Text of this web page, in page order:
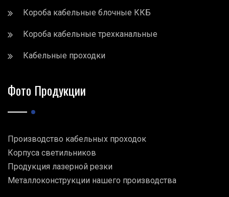
Короба кабельные блочные ККБ
Короба кабельные трехканальные
Кабельные проходки
Фото Продукции
Производство кабельных проходок
Корпуса светильников
Продукция лазерной резки
Металлоконструкции нашего производства